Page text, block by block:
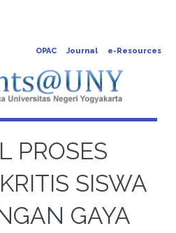
OPAC Journal e-Resources
PROSES
SISWA
GAYA